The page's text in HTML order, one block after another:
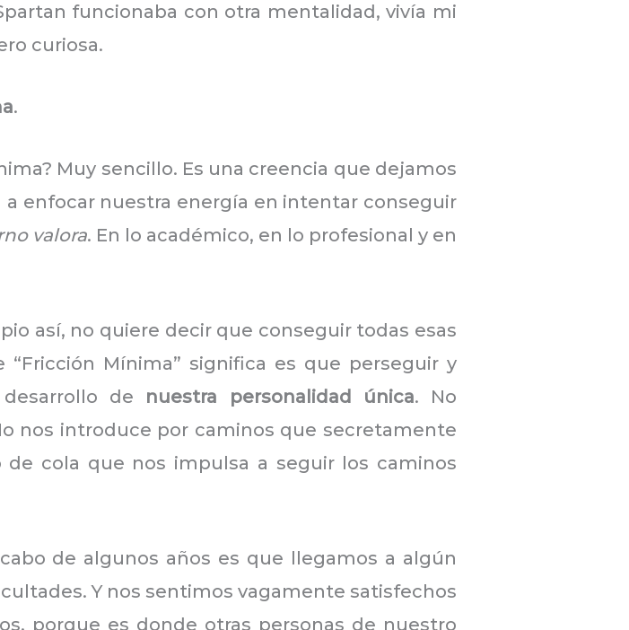
funcionaba con otra mentalidad, vivía mi
curiosa.
.
Muy sencillo. Es una creencia que dejamos
enfocar nuestra energía en intentar conseguir
valora. En lo académico, en lo profesional y en
así, no quiere decir que conseguir todas esas
Mínima” significa es que perseguir y
de nuestra personalidad única. No
nos introduce por caminos que secretamente
cola que nos impulsa a seguir los caminos
de algunos años es que llegamos a algún
Y nos sentimos vagamente satisfechos
porque es donde otras personas de nuestro